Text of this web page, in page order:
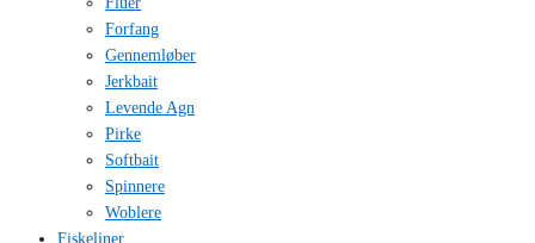
Forfang
Gennemløber
Jerkbait
Levende Agn
Pirke
Softbait
Spinnere
Woblere
Fiskeliner